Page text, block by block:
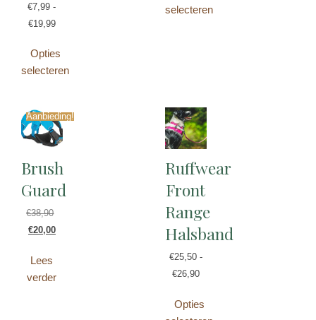
€7,99 -
€19,99
Opties
selecteren
selecteren
Aanbieding!
Brush
Guard
€38,90
€20,00
Lees
verder
Ruffwear
Front
Range
Halsband
€25,50 -
€26,90
Opties